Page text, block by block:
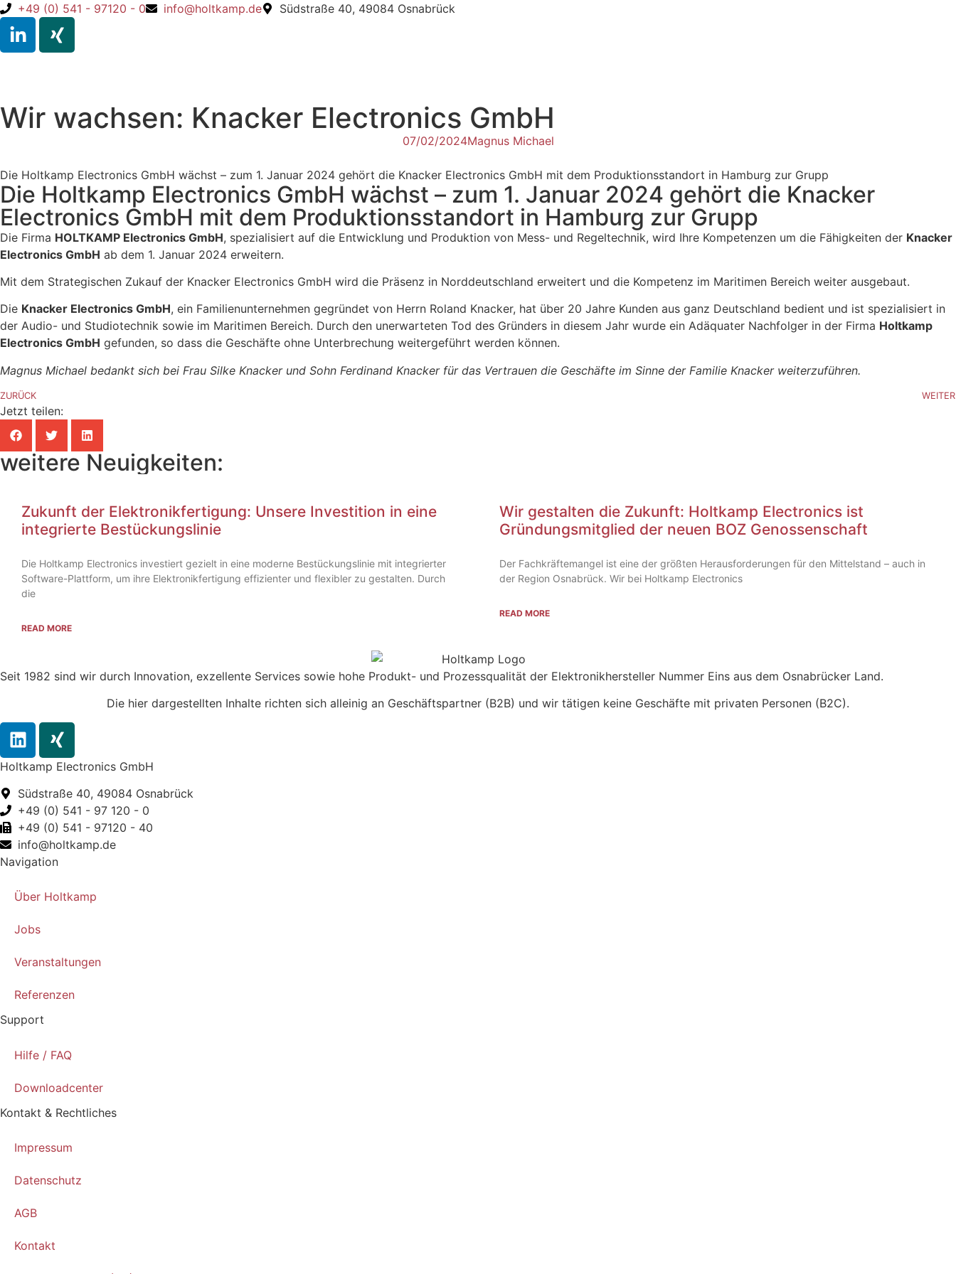
+49 (0) 541 - 97120 - 0 info@holtkamp.de Südstraße 40, 49084 Osnabrück
Wir wachsen: Knacker Electronics GmbH
07/02/2024Magnus Michael
Die Holtkamp Electronics GmbH wächst – zum 1. Januar 2024 gehört die Knacker Electronics GmbH mit dem Produktionsstandort in Hamburg zur Grupp​
Die Holtkamp Electronics GmbH wächst – zum 1. Januar 2024 gehört die Knacker
Electronics GmbH mit dem Produktionsstandort in Hamburg zur Grupp
Die Firma HOLTKAMP Electronics GmbH, spezialisiert auf die Entwicklung und Produktion von Mess- und Regeltechnik, wird Ihre Kompetenzen um die Fähigkeiten der Knacker
Electronics GmbH ab dem 1. Januar 2024 erweitern.
Mit dem Strategischen Zukauf der Knacker Electronics GmbH wird die Präsenz in Norddeutschland erweitert und die Kompetenz im Maritimen Bereich weiter ausgebaut.
Die Knacker Electronics GmbH, ein Familienunternehmen gegründet von Herrn Roland Knacker, hat über 20 Jahre Kunden aus ganz Deutschland bedient und ist spezialisiert in
der Audio- und Studiotechnik sowie im Maritimen Bereich. Durch den unerwarteten Tod des Gründers in diesem Jahr wurde ein Adäquater Nachfolger in der Firma Holtkamp
Electronics GmbH gefunden, so dass die Geschäfte ohne Unterbrechung weitergeführt werden können.
Magnus Michael bedankt sich bei Frau Silke Knacker und Sohn Ferdinand Knacker für das Vertrauen die Geschäfte im Sinne der Familie Knacker weiterzuführen.
ZURÜCK WEITER
Jetzt teilen:
weitere Neuigkeiten:
Zukunft der Elektronikfertigung: Unsere Investition in eine
integrierte Bestückungslinie
Die Holtkamp Electronics investiert gezielt in eine moderne Bestückungslinie mit integrierter
Software-Plattform, um ihre Elektronikfertigung effizienter und flexibler zu gestalten. Durch
die
READ MORE
Wir gestalten die Zukunft: Holtkamp Electronics ist
Gründungsmitglied der neuen BOZ Genossenschaft
Der Fachkräftemangel ist eine der größten Herausforderungen für den Mittelstand – auch in
der Region Osnabrück. Wir bei Holtkamp Electronics
READ MORE
Seit 1982 sind wir durch Innovation, exzellente Services sowie hohe Produkt- und Prozessqualität der Elektronikhersteller Nummer Eins aus dem Osnabrücker Land.
Die hier dargestellten Inhalte richten sich alleinig an Geschäftspartner (B2B) und wir tätigen keine Geschäfte mit privaten Personen (B2C).
Holtkamp Electronics GmbH
Südstraße 40, 49084 Osnabrück
+49 (0) 541 - 97 120 - 0
+49 (0) 541 - 97120 - 40
info@holtkamp.de
Navigation
Über Holtkamp
Jobs
Veranstaltungen
Referenzen
Support
Hilfe / FAQ
Downloadcenter
Kontakt & Rechtliches
Impressum
Datenschutz
AGB
Kontakt